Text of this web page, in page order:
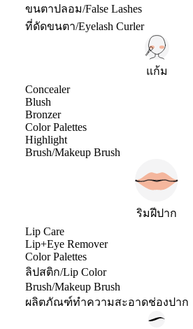
ขนตาปลอม/False Lashes
ที่ดัดขนตา/Eyelash Curler
แก้ม
Concealer
Blush
Bronzer
Color Palettes
Highlight
Brush/Makeup Brush
ริมฝีปาก
Lip Care
Lip+Eye Remover
Color Palettes
ลิปสติก/Lip Color
Brush/Makeup Brush
ผลิตภัณฑ์ทำความสะอาดช่องปาก